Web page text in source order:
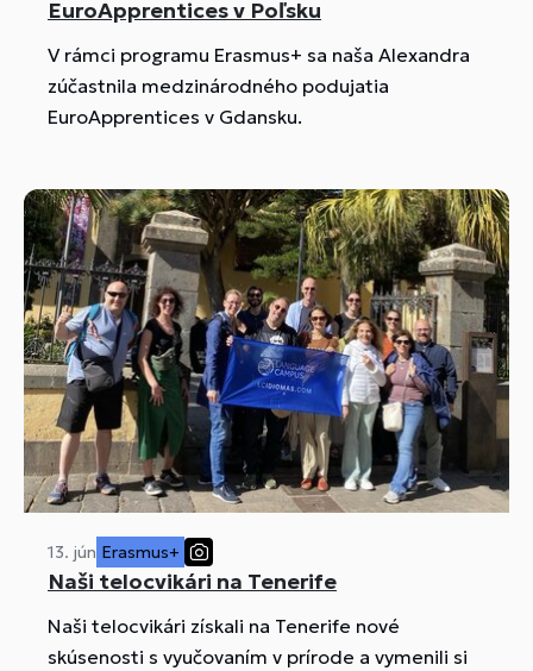
EuroApprentices v Poľsku
V rámci programu Erasmus+ sa naša Alexandra
zúčastnila medzinárodného podujatia
EuroApprentices v Gdansku.
13. jún Erasmus+
Naši telocvikári na Tenerife
Naši telocvikári získali na Tenerife nové
skúsenosti s vyučovaním v prírode a vymenili si